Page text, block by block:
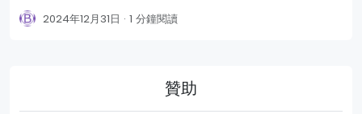
2024年12月31日 1 分鐘閱讀
贊助